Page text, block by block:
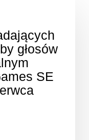
głosów
SE